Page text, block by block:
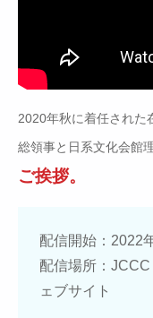
2020年秋に着任された
総領事と日系文化会館
ご挨拶。
配信開始：2022
配信場所：
ェブサイト